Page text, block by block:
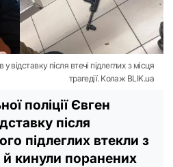
у відставку після втечі підлеглих з місця
трагедії. Колаж BLIK.ua
поліції Євген
після
підлеглих втекли з
й кинули поранених